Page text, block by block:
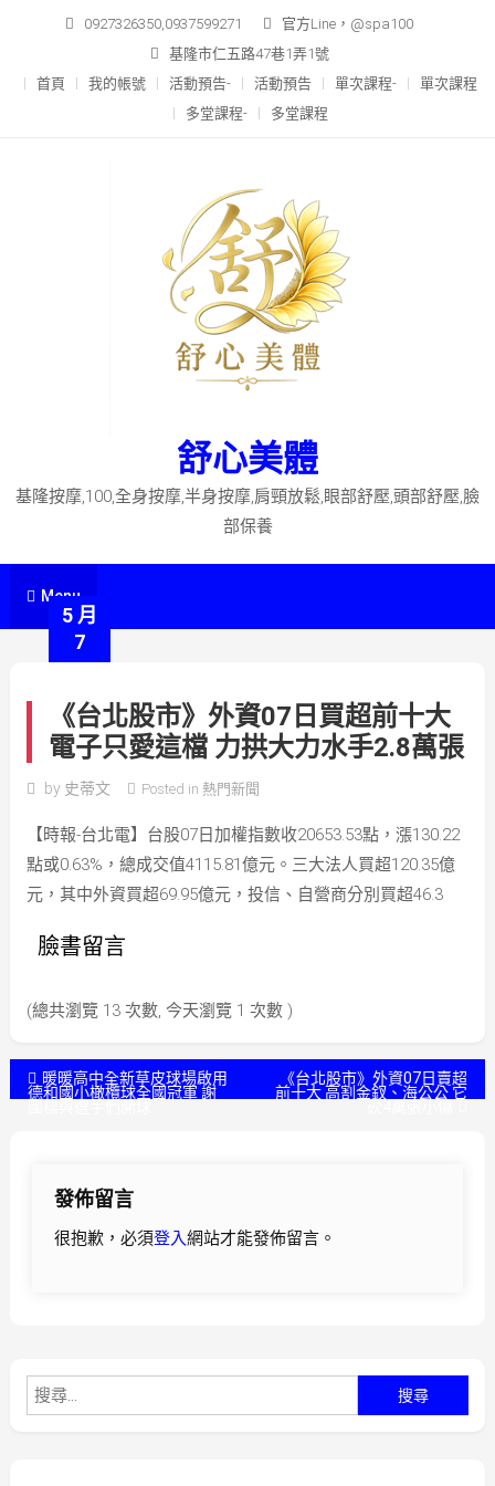
content
0927326350,0937599271
官方Line，@spa100
基隆市仁五路47巷1弄1號
首頁
我的帳號 活動預告- 活動預告 單次課程-
單次課程
多堂課程-
多堂課程
舒心美體
基隆按摩,100,全身按摩,半身按摩,肩頸放鬆,眼部舒壓,頭部舒壓,臉
部保養
Menu
5 月
7
《台北股市》外資07日買超前十大
電子只愛這檔 力拱大力水手2.8萬張
by 史蒂文 Posted in 熱門新聞
【時報-台北電】台股07日加權指數收20653.53點，漲130.22
點或0.63%，總成交值4115.81億元。三大法人買超120.35億
元，其中外資買超69.95億元，投信、自營商分別買超46.3
臉書留言
(總共瀏覽 13 次數, 今天瀏覽 1 次數 )
文暖暖高中全新草皮球場啟用
德和國小橄欖球全國冠軍 謝
《台北股市》外資07日賣超
前十大 高割金釵、海公公 它
發佈留言
很抱歉，必須登入網站才能發佈留言。
尋